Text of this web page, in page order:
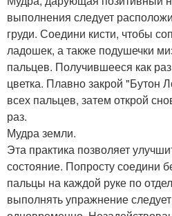
выполнения следует
груди. Соедини кисти, чтобы
ладошек, а также подушечки
пальцев. Получившееся как
цветка. Плавно закрой "Бутон
всех пальцев, затем открой
раз.
Мудра земли.
Эта практика позволяет
состояние. Попросту соедини
пальцы на каждой руке по
выполнять упражнение